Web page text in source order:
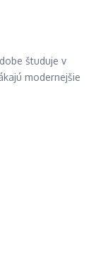
študuje v
modernejšie